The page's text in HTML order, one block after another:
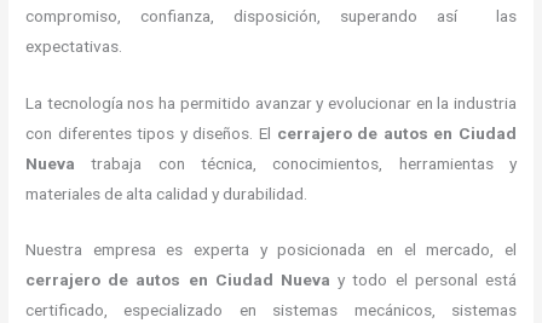
compromiso, confianza, disposición, superando así las
expectativas.
La tecnología nos ha permitido avanzar y evolucionar en la industria
con diferentes tipos y diseños. El cerrajero de autos en Ciudad
Nueva trabaja con técnica, conocimientos, herramientas y
materiales de alta calidad y durabilidad.
Nuestra empresa es experta y posicionada en el mercado, el
cerrajero de autos en Ciudad Nueva y todo el personal está
certificado, especializado en sistemas mecánicos, sistemas